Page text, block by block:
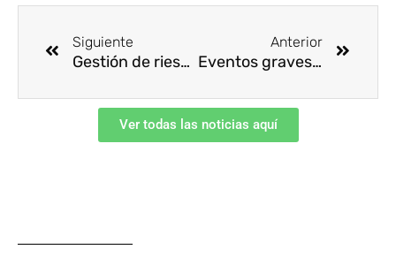
Siguiente
Gestión de riesgos en demoliciones manuales
Anterior
Eventos graves guía RUC® versión 20
Ver todas las noticias aquí